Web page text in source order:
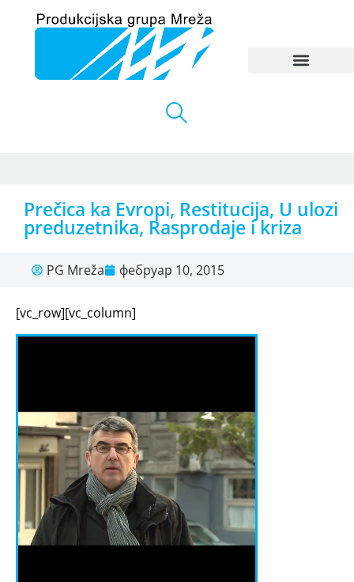
Prečica ka Evropi, Restitucija, U ulozi
preduzetnika, Rasprodaje i kriza
PG Mreža фебруар 10, 2015
[vc_row][vc_column]